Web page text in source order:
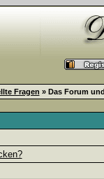
Fragen » Das Forum